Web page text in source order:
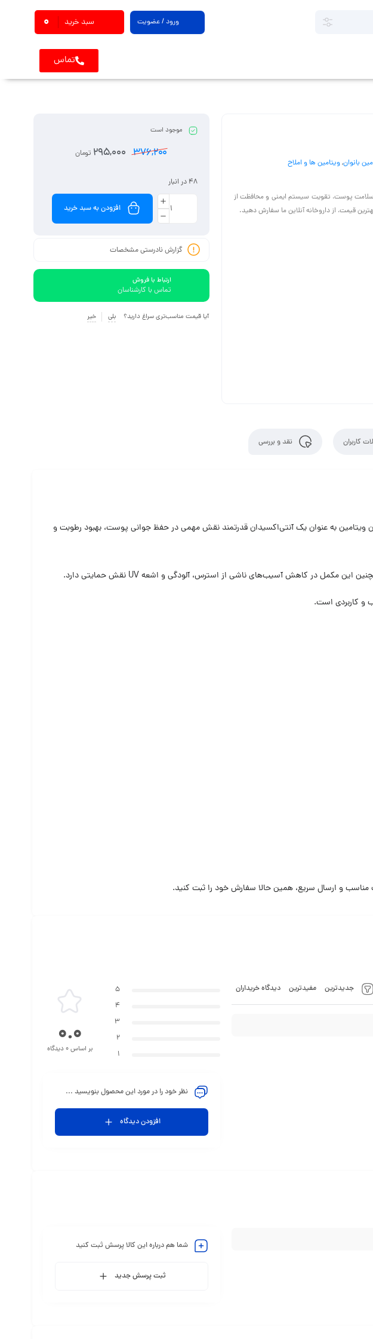
ورود / عضویت سبد خرید 0
تماس
بانوان,ویتامین ها و املاح
که به سلامت پوست، تقویت سیستم ایمنی و محافظت از
موجود است
376,200
295,000 تومان
48 در انبار
افزودن به سبد خرید
گزارش نادرستی مشخصات
ارتباط با فروش
تماس با کارشناسان
آیا قیمت مناسب‌تری سراغ دارید؟ بلی خیر
کاربران نقد و بررسی
است. این ویتامین به عنوان یک آنتی‌اکسیدان قدرتمند نقش مهمی در حفظ جوانی پوست، بهبود رطوبت و
و کاربردی است.
جدیدترین مفیدترین دیدگاه خریداران
5
4
3
2
1
0.0
بر اساس 0 دیدگاه
نظر خود را در مورد این محصول بنویسید ...
افزودن دیدگاه
شما هم درباره این کالا پرسش ثبت کنید
ثبت پرسش جدید